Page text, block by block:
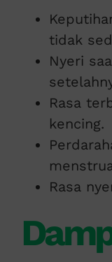
tidak
Nyeri
Rasa
kencing.
Rasa